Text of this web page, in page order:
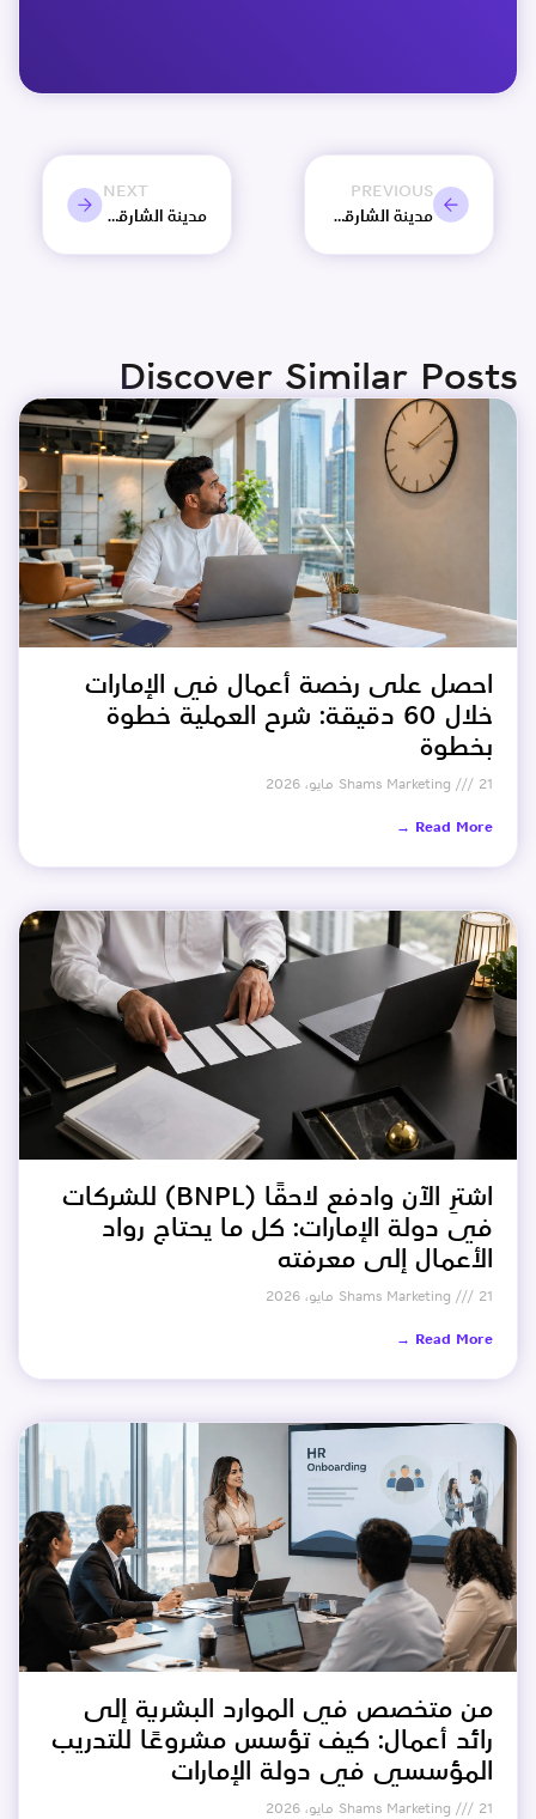
PREVIOUS
مدينة الشارقة للإعلام (شمس) تُنظم ورشة عمل لممثلي بلدية الشارقة حول تعزيز استخدام منصات التواصل الاجتماعي
NEXT
مدينة الشارقة للإعلام (شمس) تطلق مسابقة للمدونات الصوتية (بودكاست) وتمنح الفائزين تراخيص مجانية وجائزة نقدية
Discover Similar Posts
احصل على رخصة أعمال في الإمارات
خلال 60 دقيقة: شرح العملية خطوة
بخطوة
Shams Marketing 21 مايو، 2026
Read More →
اشترِ الآن وادفع لاحقًا (BNPL) للشركات
في دولة الإمارات: كل ما يحتاج رواد
الأعمال إلى معرفته
Shams Marketing 21 مايو، 2026
Read More →
من متخصص في الموارد البشرية إلى
رائد أعمال: كيف تؤسس مشروعًا للتدريب
المؤسسي في دولة الإمارات
Shams Marketing 21 مايو، 2026